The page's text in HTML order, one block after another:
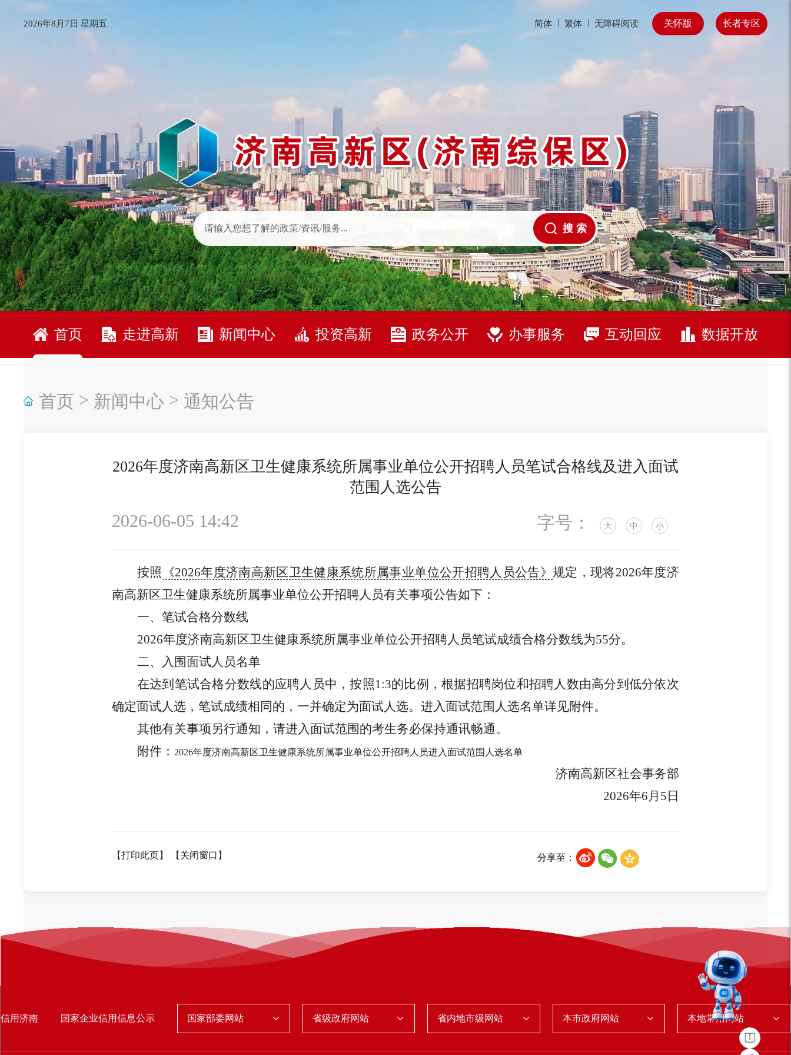
2026年8月7日 星期五 简体 繁体 无障碍阅读 关怀版 长者专区
首页 走进高新 新闻中心 投资高新 政务公开 办事服务 互动回应 数据开放
首页 > 新闻中心 > 通知公告
2026年度济南高新区卫生健康系统所属事业单位公开招聘人员笔试合格线及进入面试
范围人选公告
2026-06-05 14:42 字号： 大 中 小
按照 《2026年度济南高新区卫生健康系统所属事业单位公开招聘人员公告》 规定 ，现将2026年度济
南高新区卫生健康系统所属事业单位公开招聘人员有关事项公告如下：
一、笔试合格分数线
2026年度济南高新区卫生健康系统所属事业单位公开招聘人员笔试成绩合格分数线为55分。
二、
入围面试人员名单
在达到笔试合格分数线的应聘人员中，按照1:3的比例，根据招聘岗位和招聘人数由高分到低分依次
确定面试人选，笔试成绩相同的，一并确定为面试人选。进入面试范围人选名单详见附件。
其他有关事项另行通知，请进入面试范围的考生务必保持通讯畅通。
附件： 2026年度济南高新区卫生健康系统所属事业单位公开招聘人员进入面试范围人选名单
济南高新区社会事务部
2026年6月 5 日
【打印此页】 【关闭窗口】 分享至：
信用济南 国家企业信用信息公示 国家部委网站 省级政府网站 省内地市级网站 本市政府网站 本地常用网站